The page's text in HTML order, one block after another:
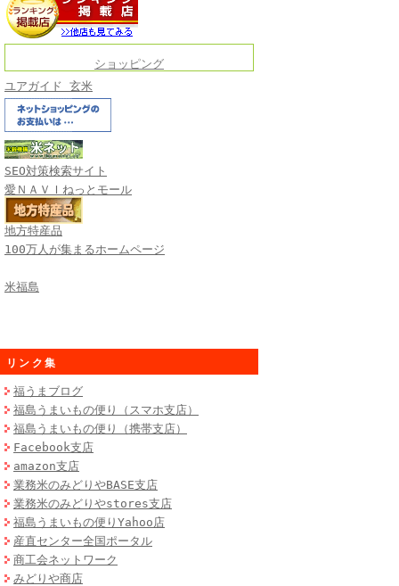
ショッピング
ユアガイド 玄米
SEO対策検索サイト
愛ＮＡＶＩねっとモール
地方特産品
100万人が集まるホームページ
米福島
リンク集
福うまブログ
福島うまいもの便り（スマホ支店）
福島うまいもの便り（携帯支店）
Facebook支店
amazon支店
業務米のみどりやBASE支店
業務米のみどりやstores支店
福島うまいもの便りYahoo店
産直センター全国ポータル
商工会ネットワーク
みどりや商店